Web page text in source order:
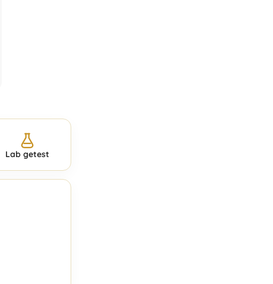
Lab getest